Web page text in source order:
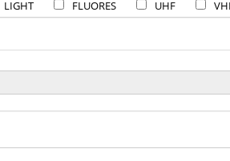
LIGHT
FLUORES UHF